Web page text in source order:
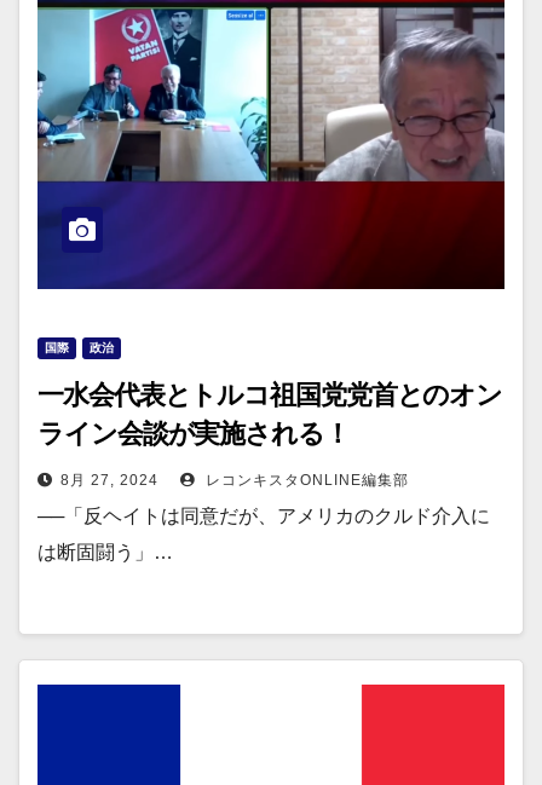
国際 政治
一水会代表とトルコ祖国党党首とのオン
ライン会談が実施される！
8月 27, 2024 レコンキスタONLINE編集部
──「反ヘイトは同意だが、アメリカのクルド介入に
は断固闘う」…